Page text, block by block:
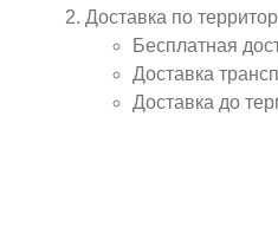
Доставка по
Бесплатная
Доставка
Доставка до